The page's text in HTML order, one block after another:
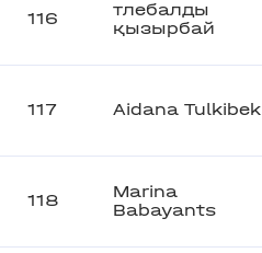
116
тлебалды
қызырбай
117 Aidana Tulkibek
118
Marina
Babayants